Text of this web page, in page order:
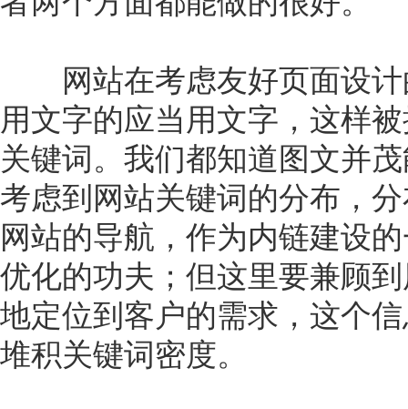
网站在考虑友好页面设计
用文字的应当用文字，这样
关键词。我们都知道图文并
考虑到网站关键词的分布，
网站的导航，作为内链建设
优化的功夫；但这里要兼顾
地定位到客户的需求，这个
堆积关键词密度。